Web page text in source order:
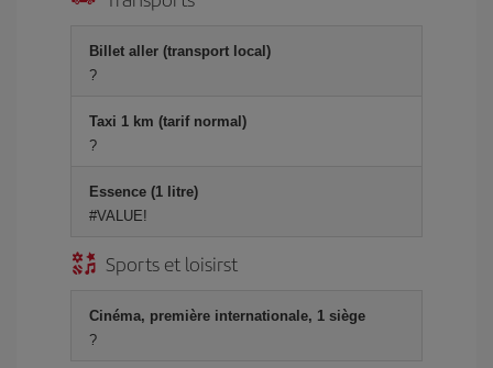
Billet aller (transport local)
?
Taxi 1 km (tarif normal)
?
Essence (1 litre)
#VALUE!
Sports et loisirst
Cinéma, première internationale, 1 siège
?